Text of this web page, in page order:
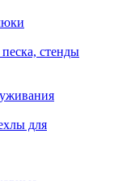
стенды
для